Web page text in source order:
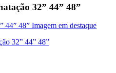
32” 44” 48”